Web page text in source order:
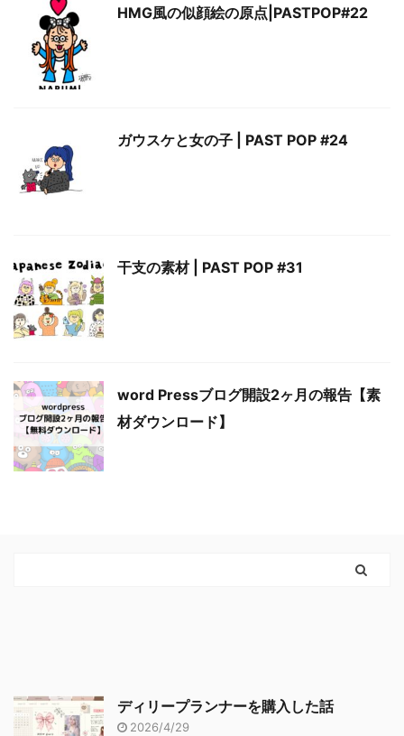
HMG風の似顔絵の原点|PASTPOP#22
ガウスケと女の子 | PAST POP #24
干支の素材 | PAST POP #31
word Pressブログ開設2ヶ月の報告【素
材ダウンロード】
ディリープランナーを購入した話
2026/4/29